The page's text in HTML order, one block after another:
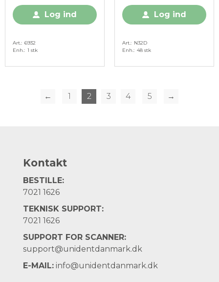
Log ind
Art. 6932
Enh. 1 stk
Log ind
Art.
N32D
Enh. 48 stk
← 1 2 3 4 5 →
Kontakt
BESTILLE:
7021 1626
TEKNISK SUPPORT:
7021 1626
SUPPORT FOR SCANNER:
support@unidentdanmark.dk
E-MAIL: info@unidentdanmark.dk